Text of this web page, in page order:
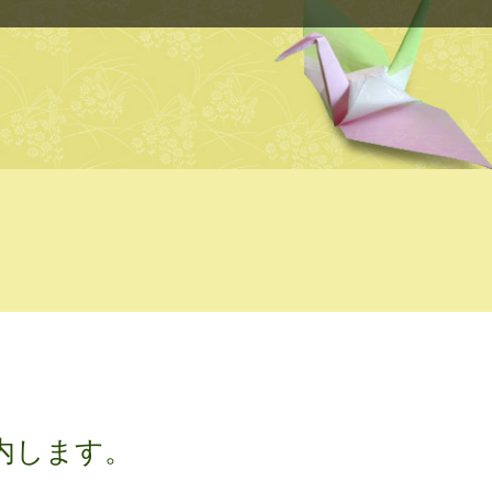
ます。